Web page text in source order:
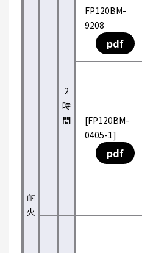
耐
火
2
時
間
FP120BM-
9208
pdf
[FP120BM-
0405-1]
pdf